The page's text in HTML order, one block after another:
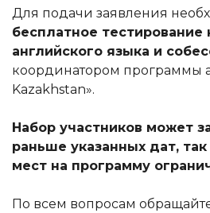
Для подачи заявления
бесплатное тестирование
английского языка и
координатором программы
Kazakhstan».
Набор участников может
раньше указанных дат,
мест на программу
По всем вопросам